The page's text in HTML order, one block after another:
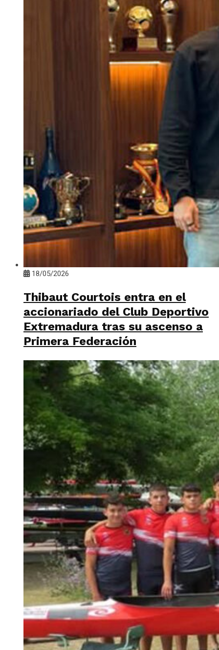
18/05/2026
Thibaut Courtois entra en el
accionariado del Club Deportivo
Extremadura tras su ascenso a
Primera Federación